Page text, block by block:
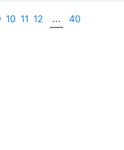
10 11 12 ... 40